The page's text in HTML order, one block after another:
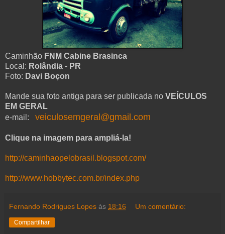
Caminhão FNM Cabine Brasinca
Local: Rolândia - PR
Foto: Davi Boçon
Mande sua foto antiga para ser publicada no VEÍCULOS
EM GERAL
e-mail: veiculosemgeral@gmail.com
Clique na imagem para ampliá-la!
http://caminhaopelobrasil.blogspot.com/
http://www.hobbytec.com.br/index.php
Fernando Rodrigues Lopes às 18:16 Um comentário:
Compartilhar